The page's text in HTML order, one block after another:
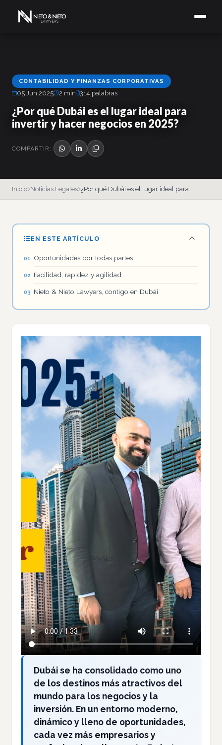
CONTABILIDAD Y FINANZAS CORPORATIVAS
05 Jun 2025 2 min 314 palabras
¿Por qué Dubái es el lugar ideal para
invertir y hacer negocios en 2025?
COMPARTIR:
Inicio Noticias Legales ¿Por qué Dubái es el lugar ideal para…
EN ESTE ARTÍCULO
Oportunidades por todas partes
Facilidad, rapidez y agilidad
Nieto & Nieto Lawyers, contigo en Dubái
Dubái se ha consolidado como uno
de los destinos más atractivos del
mundo para los negocios y la
inversión. En un entorno moderno,
dinámico y lleno de oportunidades,
cada vez más empresarios y